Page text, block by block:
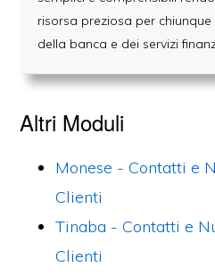
risorsa preziosa per
della banca e dei servizi
Altri Moduli
Monese - Contatti e
Clienti
Tinaba - Contatti e
Clienti